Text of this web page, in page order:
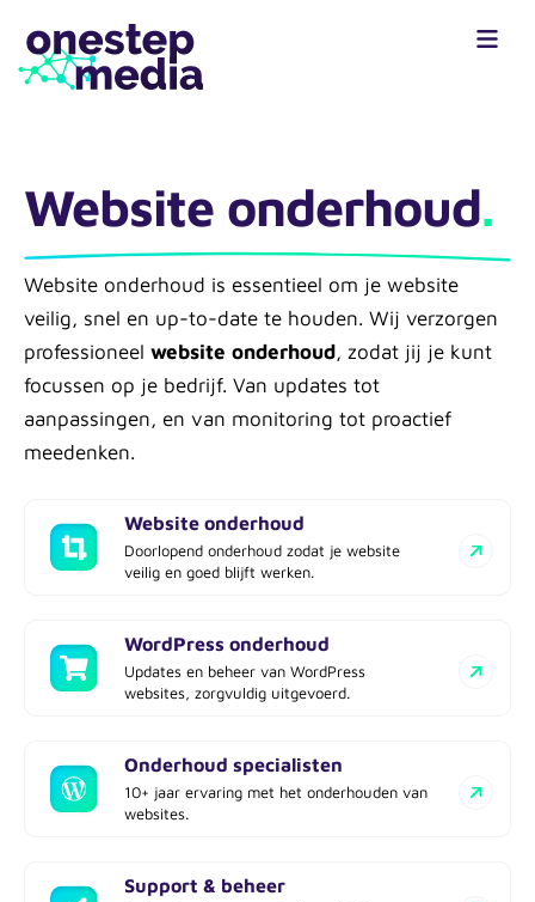
Website onderhoud.
Website onderhoud is essentieel om je website
veilig, snel en up-to-date te houden. Wij verzorgen
professioneel website onderhoud, zodat jij je kunt
focussen op je bedrijf. Van updates tot
aanpassingen, en van monitoring tot proactief
meedenken.
Website onderhoud
Doorlopend onderhoud zodat je website
veilig en goed blijft werken.
WordPress onderhoud
Updates en beheer van WordPress
websites, zorgvuldig uitgevoerd.
Onderhoud specialisten
10+ jaar ervaring met het onderhouden van
websites.
Support & beheer